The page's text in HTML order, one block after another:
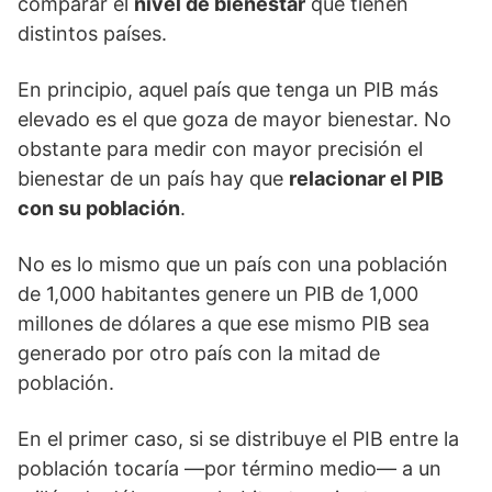
distintos países.
En principio, aquel país que tenga un PIB más
elevado es el que goza de mayor bienestar. No
obstante para medir con mayor precisión el
bienestar de un país hay que relacionar el PIB
con su población.
No es lo mismo que un país con una población
de 1,000 habitantes genere un PIB de 1,000
millones de dólares a que ese mismo PIB sea
generado por otro país con la mitad de
población.
En el primer caso, si se distribuye el PIB entre la
población tocaría —por término medio— a un